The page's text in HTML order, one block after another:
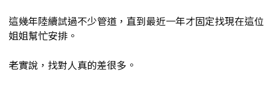
這幾年陸續試過不少管道，直到最近一年才固定找現在這位
姐姐幫忙安排。
老實說，找對人真的差很多。